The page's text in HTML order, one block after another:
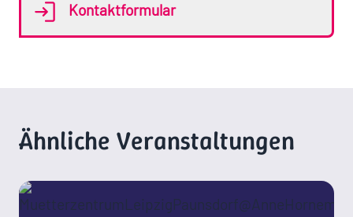
Kontaktformular
Ähnliche Veranstaltungen